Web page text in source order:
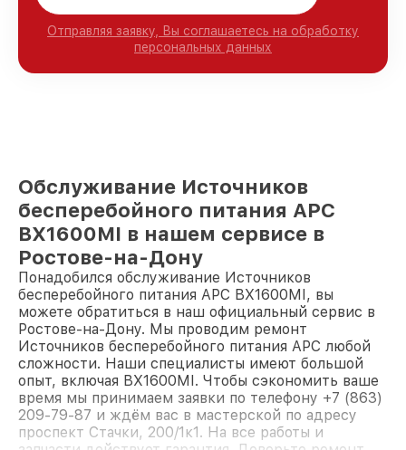
Отправляя заявку, Вы соглашаетесь на обработку
персональных данных
Обслуживание Источников
бесперебойного питания APC
BX1600MI в нашем сервисе в
Ростове-на-Дону
Понадобился обслуживание Источников
бесперебойного питания APC BX1600MI, вы
можете обратиться в наш официальный сервис в
Ростове-на-Дону. Мы проводим ремонт
Источников бесперебойного питания APC любой
сложности. Наши специалисты имеют большой
опыт, включая BX1600MI. Чтобы сэкономить ваше
время мы принимаем заявки по телефону +7 (863)
209-79-87 и ждём вас в мастерской по адресу
проспект Стачки, 200/1к1. На все работы и